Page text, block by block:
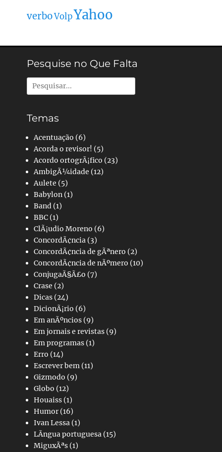
verboVolpYahoo
Pesquise no Que Falta
Pesquisar
por:
Temas
Acentuação (6)
Acorda o revisor! (5)
Acordo ortogrÃ¡fico (23)
AmbigÃ¼idade (12)
Aulete (5)
Babylon (1)
Band (1)
BBC (1)
ClÃ¡udio Moreno (6)
ConcordÃ¢ncia (3)
ConcordÃ¢ncia de gÃªnero (2)
ConcordÃ¢ncia de nÃºmero (10)
ConjugaÃ§Ã£o (7)
Crase (2)
Dicas (24)
DicionÃ¡rio (6)
Em anÃºncios (9)
Em jornais e revistas (9)
Em programas (1)
Erro (14)
Escrever bem (11)
Gizmodo (9)
Globo (12)
Houaiss (1)
Humor(16)
Ivan Lessa (1)
LÃ­ngua portuguesa (15)
MiguxÃªs (1)